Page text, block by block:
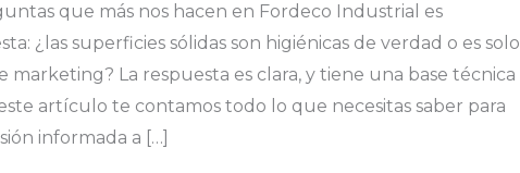
que más nos hacen en Fordeco Industrial es
¿las superficies sólidas son higiénicas de verdad o es solo
marketing? La respuesta es clara, y tiene una base técnica
artículo te contamos todo lo que necesitas saber para
informada a […]